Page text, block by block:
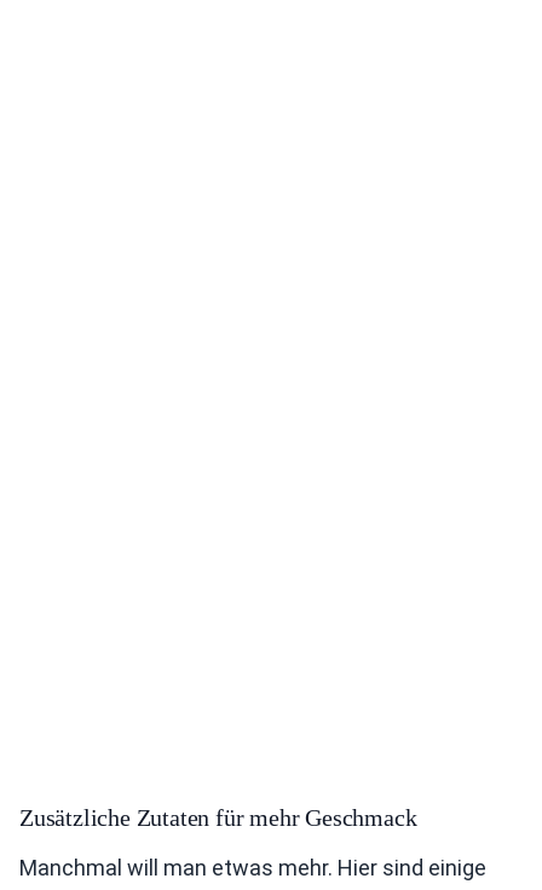
Zusätzliche Zutaten für mehr Geschmack
Manchmal will man etwas mehr. Hier sind einige